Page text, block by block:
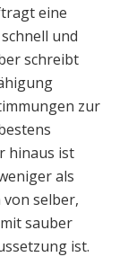
eine
und
schreibt
zur
hinaus ist
als
selber,
sauber
ist.